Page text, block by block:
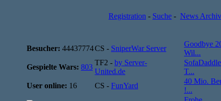
Registration - Suche - News Archiv
Besucher: 44437774CS - SniperWar Server
Goodbye
Wil...
Gespielte Wars: 803
TF2 - by Server-
United.de
T...
User online: 16 CS - FunYard
40 Mio.
!...